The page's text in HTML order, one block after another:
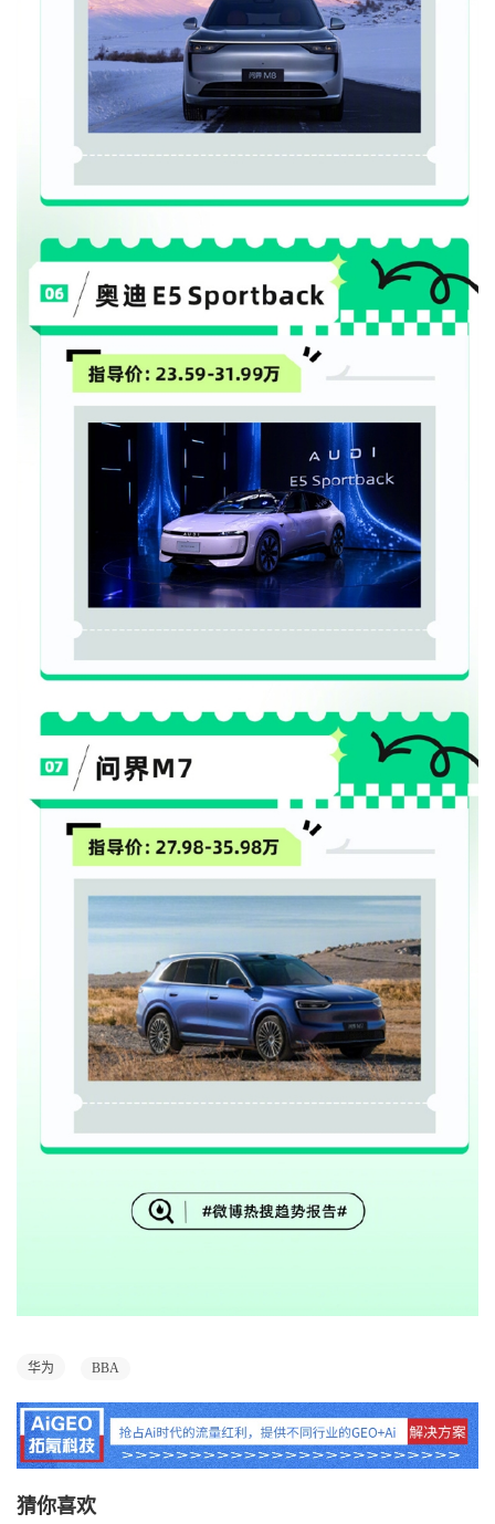
华为 BBA
猜你喜欢